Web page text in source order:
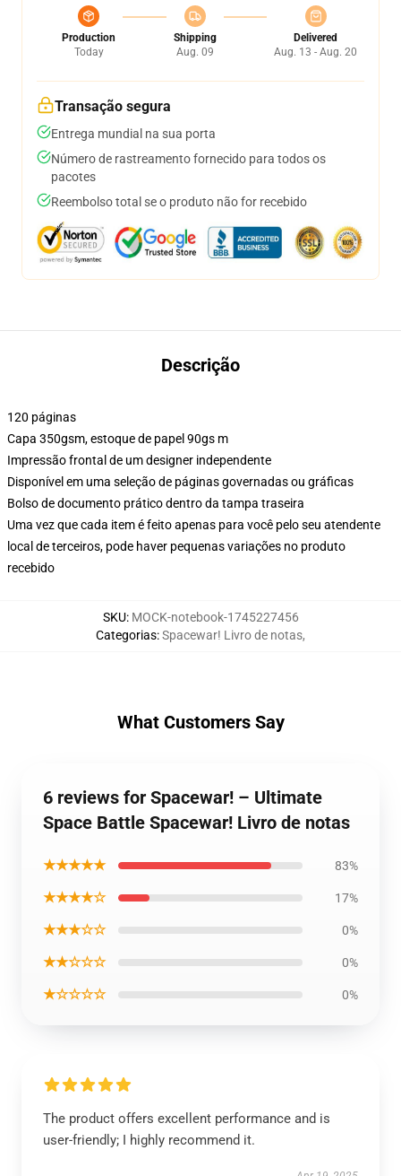
Production
Today
Shipping
Aug. 09
Delivered
Aug. 13 - Aug. 20
Transação segura
Entrega mundial na sua porta
Número de rastreamento fornecido para todos os
pacotes
Reembolso total se o produto não for recebido
Descrição
120 páginas
Capa 350gsm, estoque de papel 90gs m
Impressão frontal de um designer independente
Disponível em uma seleção de páginas governadas ou gráficas
Bolso de documento prático dentro da tampa traseira
Uma vez que cada item é feito apenas para você pelo seu atendente
local de terceiros, pode haver pequenas variações no produto
recebido
SKU: MOCK-notebook-1745227456
Categorias:Spacewar! Livro de notas,
What Customers Say
6 reviews for Spacewar! – Ultimate
Space Battle Spacewar! Livro de notas
★★★★★ 83%
★★★★☆ 17%
★★★☆☆ 0%
★★☆☆☆ 0%
★☆☆☆☆ 0%
The product offers excellent performance and is
user-friendly; I highly recommend it.